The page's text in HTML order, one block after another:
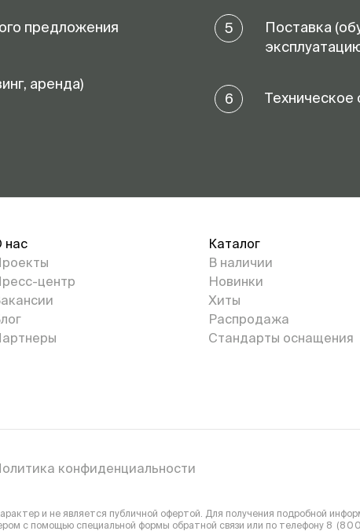
предложения
аренда)
5
Поставка
6 Техническое
нас
центр
Каталог
В наличии
Новинки
Хиты
Распродажа
Стандарты оснащения
конфиденциальности
и не является публичной офертой. Для получения подробной
с помощью специальной формы обратной связи или по телефону 8